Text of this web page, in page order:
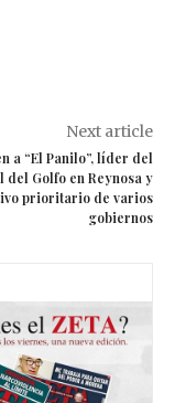
Next article
a “El Panilo”, líder del
del Golfo en Reynosa y
prioritario de varios
gobiernos